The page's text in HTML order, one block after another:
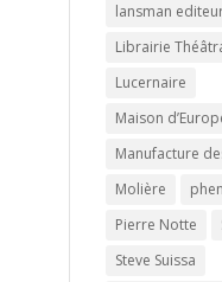
lansman
Librairie
Lucernaire
Maison
Manufacture
Molière
Pierre Notte
Steve Suissa